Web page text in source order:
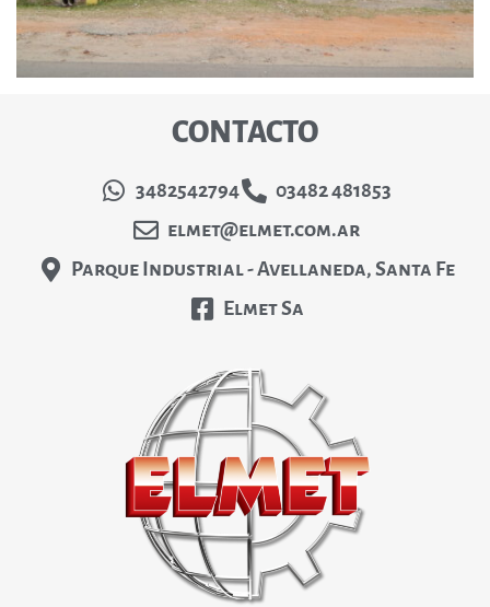
CONTACTO
3482542794
03482 481853
elmet@elmet.com.ar
Parque Industrial - Avellaneda, Santa Fe
Elmet Sa